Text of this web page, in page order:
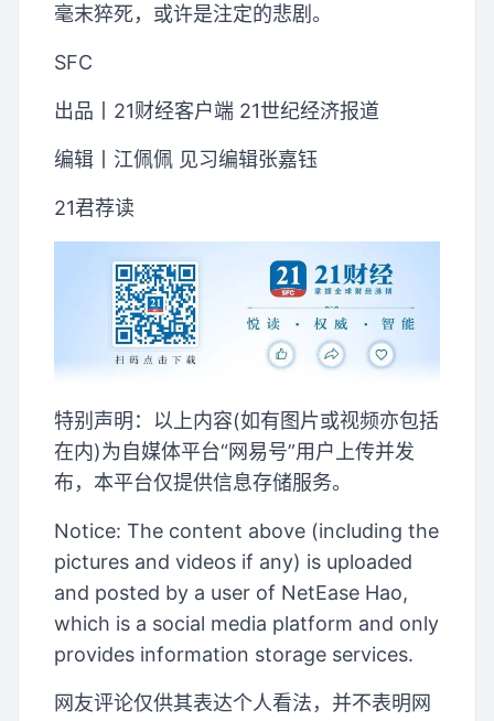
毫末猝死，或许是注定的悲剧。
SFC
出品丨21财经客户端 21世纪经济报道
编辑丨江佩佩 见习编辑张嘉钰
21君荐读
特别声明：以上内容(如有图片或视频亦包括
在内)为自媒体平台“网易号”用户上传并发
布，本平台仅提供信息存储服务。
Notice: The content above (including the
pictures and videos if any) is uploaded
and posted by a user of NetEase Hao,
which is a social media platform and only
provides information storage services.
网友评论仅供其表达个人看法，并不表明网